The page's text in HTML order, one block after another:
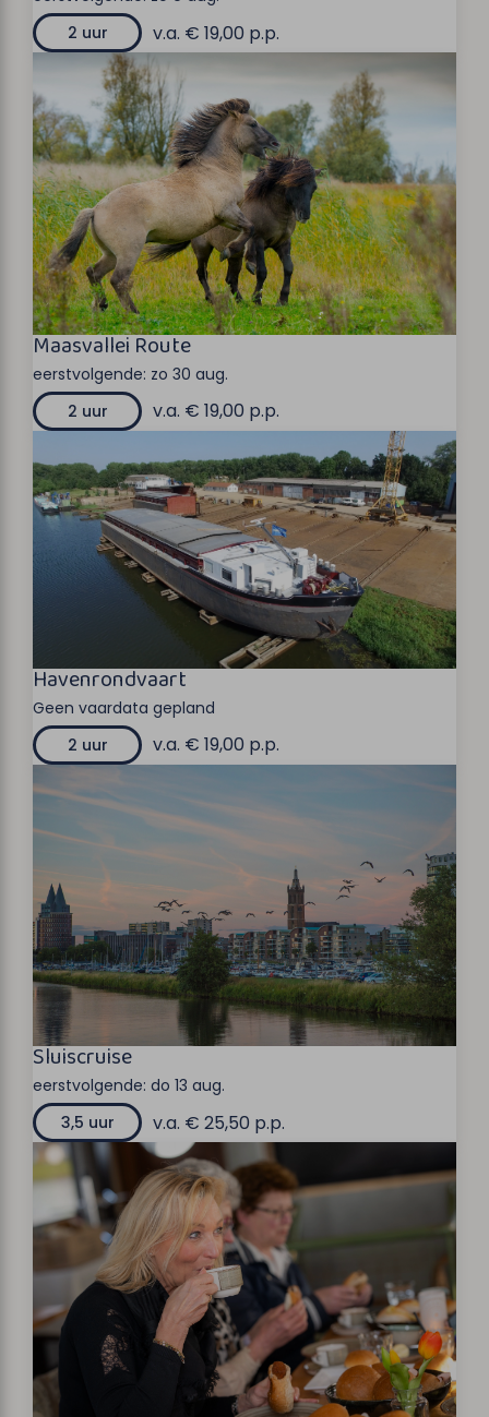
2 uur
v.a. € 19,00 p.p.
Maasvallei Route
eerstvolgende: zo 30 aug.
2 uur
v.a. € 19,00 p.p.
Havenrondvaart
Geen vaardata gepland
2 uur
v.a. € 19,00 p.p.
Sluiscruise
eerstvolgende: do 13 aug.
3,5 uur
v.a. € 25,50 p.p.